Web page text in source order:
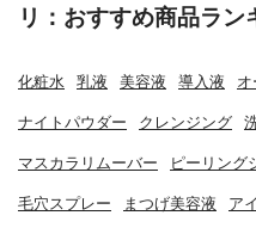
リ：おすすめ商品ラン
化粧水 乳液 美容液 導入液
ナイトパウダー クレンジング
マスカラリムーバー ピーリング
毛穴スプレー まつげ美容液 ア